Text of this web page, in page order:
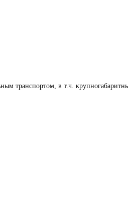
транспортом, в т.ч.